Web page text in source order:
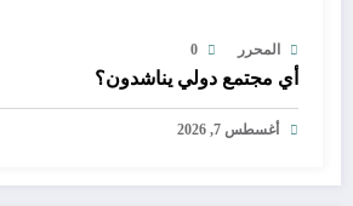
المحرر 0
أي مجتمع دولي يناشدون؟
أغسطس 7, 2026